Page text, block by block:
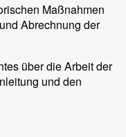
Maßnahmen
Abrechnung der
über die Arbeit der
und den